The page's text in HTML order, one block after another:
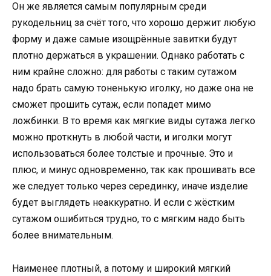
Он же является самым популярным среди
рукодельниц за счёт того, что хорошо держит любую
форму и даже самые изощрённые завитки будут
плотно держаться в украшении. Однако работать с
ним крайне сложно: для работы с таким сутажом
надо брать самую тоненькую иголку, но даже она не
сможет прошить сутаж, если попадет мимо
ложбинки. В то время как мягкие виды сутажа легко
можно проткнуть в любой части, и иголки могут
использоваться более толстые и прочные. Это и
плюс, и минус одновременно, так как прошивать все
же следует только через серединку, иначе изделие
будет выглядеть неаккуратно. И если с жёстким
сутажом ошибиться трудно, то с мягким надо быть
более внимательным.
Наименее плотный, а потому и широкий мягкий